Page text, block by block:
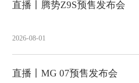
直播丨腾势Z9S预售发布会
2026-08-01
直播丨MG 07预售发布会